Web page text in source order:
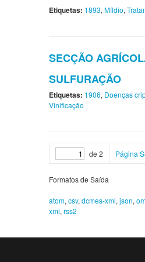
Etiquetas: 1893, Míldio,
SECÇÃO
SULFURAÇÃO
Etiquetas: 1906, Doenças
Vinificação
de 2 Página
Formatos de Saída
atom, csv, dcmes-xml, json,
xml, rss2